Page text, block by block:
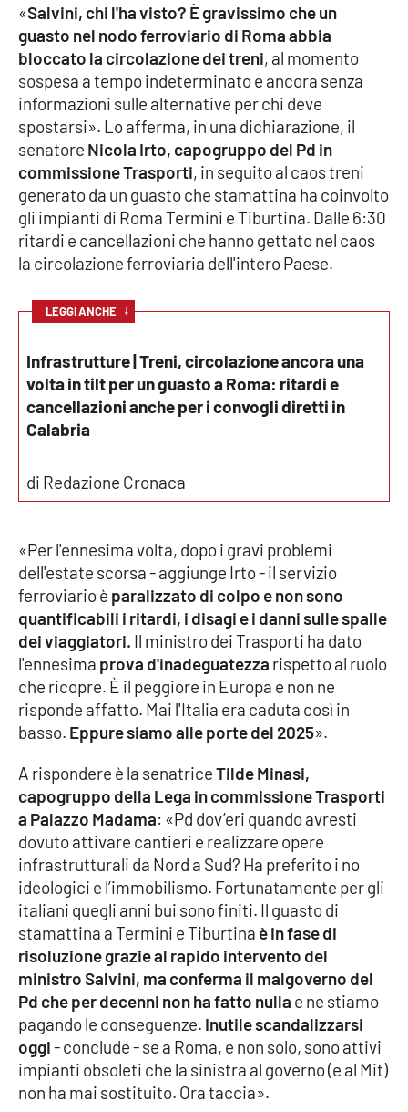
Editoriali
VIDEO
Ambiente
Cronaca
Cultura
Economia e Lavoro
Politica
Sanità
Società
Good Morning Vietnam
Parchi Marini Calabria
Leggendo Alvaro insieme
Imprese Di Calabria
Le perfidie di Antonella Grippo
Venti di comunicazione
STREAMING
LaC TV
LaC Network
LaC OnAir
EDIZIONI
LOCALI
Catanzaro
«Salvini, chi l'ha visto? È gravissimo che un
guasto nel nodo ferroviario di Roma abbia
bloccato la circolazione dei treni, al momento
sospesa a tempo indeterminato e ancora senza
informazioni sulle alternative per chi deve
spostarsi». Lo afferma, in una dichiarazione, il
senatore Nicola Irto, capogruppo del Pd in
commissione Trasporti, in seguito al caos treni
generato da un guasto che stamattina ha coinvolto
gli impianti di Roma Termini e Tiburtina. Dalle 6:30
ritardi e cancellazioni che hanno gettato nel caos
la circolazione ferroviaria dell'intero Paese.
LEGGI ANCHE ↓
Infrastrutture | Treni, circolazione ancora una
volta in tilt per un guasto a Roma: ritardi e
cancellazioni anche per i convogli diretti in
Calabria
di Redazione Cronaca
«Per l'ennesima volta, dopo i gravi problemi
dell'estate scorsa - aggiunge Irto - il servizio
ferroviario è paralizzato di colpo e non sono
quantificabili i ritardi, i disagi e i danni sulle spalle
dei viaggiatori. Il ministro dei Trasporti ha dato
l'ennesima prova d'inadeguatezza rispetto al ruolo
che ricopre. È il peggiore in Europa e non ne
risponde affatto. Mai l'Italia era caduta così in
basso. Eppure siamo alle porte del 2025».
A rispondere è la senatriceTilde Minasi,
capogruppo della Lega in commissione Trasporti
a Palazzo Madama: «Pd dov’eri quando avresti
dovuto attivare cantieri e realizzare opere
infrastrutturali da Nord a Sud? Ha preferito i no
ideologici e l’immobilismo. Fortunatamente per gli
italiani quegli anni bui sono finiti. Il guasto di
stamattina a Termini e Tiburtina è in fase di
risoluzione grazie al rapido intervento del
ministro Salvini, ma conferma il malgoverno del
Pd che per decenni non ha fatto nulla e ne stiamo
pagando le conseguenze. Inutile scandalizzarsi
oggi- conclude - se a Roma, e non solo, sono attivi
impianti obsoleti che la sinistra al governo (e al Mit)
non ha mai sostituito. Ora taccia».